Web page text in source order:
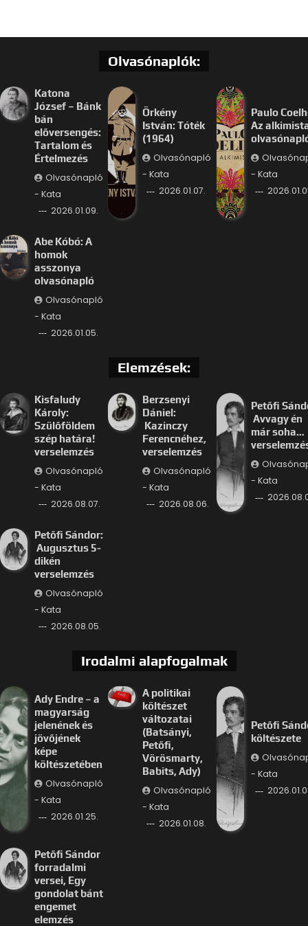
Olvasónaplók:
Katona
József – Bánk
bán
előversengés:
Tartalom és
Értelmezés
Olvasónapló
- Kata
2026.01.09.
Örkény
István: Tóték
(1964)
Olvasónapló
- Kata
2026.01.07.
Paulo
Az
- Kata
Abe Kóbó: A
homok
asszonya
olvasónapló
Olvasónapló
- Kata
2026.01.05.
Elemzések:
Kisfaludy
Károly:
Szülőföldem
szép határa!
verselemzés
Olvasónapló
- Kata
2026.08.07.
Berzsenyi
Dániel:
Kazinczy
Ferencnéhez,
verselemzés
Olvasónapló
- Kata
2026.08.06.
Petőfi
Avvagy én
már soha…
- Kata
Petőfi Sándor:
Augusztus 5-
dikén
verselemzés
Olvasónapló
- Kata
2026.08.05.
Irodalmi alapfogalmak
Ady Endre – a
magyarság
jelenének és
jövőjének
képe
költészetében
Olvasónapló
- Kata
2026.01.25.
A politikai
költészet
változatai
(Batsányi,
Petőfi,
Vörösmarty,
Babits, Ady)
Olvasónapló
- Kata
2026.01.08.
Petőfi
költészete
- Kata
Petőfi Sándor
forradalmi
versei, Egy
gondolat bánt
engemet
elemzés